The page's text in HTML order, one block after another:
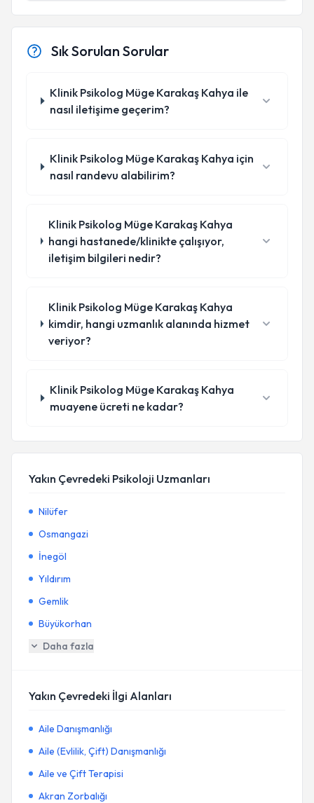
Sık Sorulan Sorular
Klinik Psikolog Müge Karakaş Kahya ile
nasıl iletişime geçerim?
Klinik Psikolog Müge Karakaş Kahya için
nasıl randevu alabilirim?
Klinik Psikolog Müge Karakaş Kahya
hangi hastanede/klinikte çalışıyor,
iletişim bilgileri nedir?
Klinik Psikolog Müge Karakaş Kahya
kimdir, hangi uzmanlık alanında hizmet
veriyor?
Klinik Psikolog Müge Karakaş Kahya
muayene ücreti ne kadar?
Yakın Çevredeki Psikoloji Uzmanları
Nilüfer
Osmangazi
İnegöl
Yıldırım
Gemlik
Büyükorhan
Daha fazla
Yakın Çevredeki İlgi Alanları
Aile Danışmanlığı
Aile (Evlilik, Çift) Danışmanlığı
Aile ve Çift Terapisi
Akran Zorbalığı